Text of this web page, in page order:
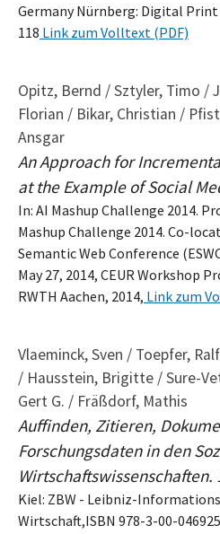
Germany Nürnberg: Digital Print
118 Link zum Volltext (PDF)
Opitz, Bernd / Sztyler, Timo /
Florian / Bikar, Christian /
Ansgar
An Approach for
at the Example of Social
In: AI Mashup Challenge 2014.
Mashup Challenge 2014. Co-
Semantic Web Conference
May 27, 2014, CEUR Workshop
RWTH Aachen, 2014, Link zum
Vlaeminck, Sven / Toepfer,
/ Hausstein, Brigitte / Sure-
Gert G. / Fräßdorf, Mathis
Auffinden, Zitieren,
Forschungsdaten in den
Wirtschaftswissenschaften.
Kiel: ZBW - Leibniz-
Wirtschaft,ISBN 978-3-00-